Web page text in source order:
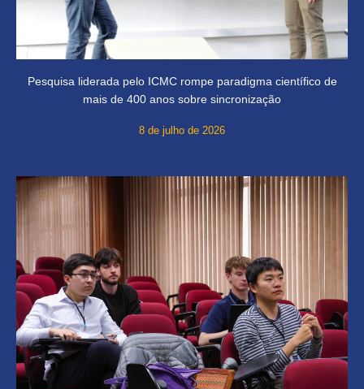
Pesquisa liderada pelo ICMC rompe paradigma científico de
mais de 400 anos sobre sincronização
8 de julho de 2026